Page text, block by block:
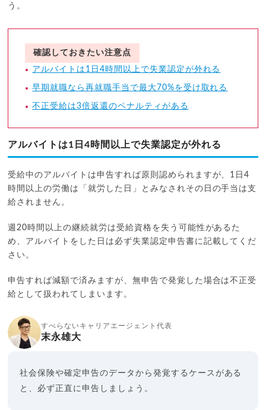
う。
確認しておきたい注意点
アルバイトは1日4時間以上で失業認定が外れる
早期就職なら再就職手当で最大70%を受け取れる
不正受給は3倍返還のペナルティがある
アルバイトは1日4時間以上で失業認定が外れる
受給中のアルバイトは申告すれば原則認められますが、1日4
時間以上の労働は「就労した日」とみなされその日の手当は支
給されません。
週20時間以上の継続就労は受給資格を失う可能性があるた
め、アルバイトをした日は必ず失業認定申告書に記載してくだ
さい。
申告すれば減額で済みますが、無申告で発覚した場合は不正受
給として扱われてしまいます。
すべらないキャリアエージェント代表
末永雄大
社会保険や確定申告のデータから発覚するケースがある
と、必ず正直に申告しましょう。